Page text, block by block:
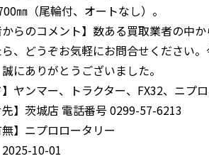
㎜（尾輪付、オートなし）。
からのコメント】数ある買取業者の中
、どうぞお気軽にお問合せください
にありがとうございました。
ヤンマー、トラクター、FX32、ニプ
先】茨城店 電話番号 0299-57-6213
】 ニプロロータリー
2025-10-01